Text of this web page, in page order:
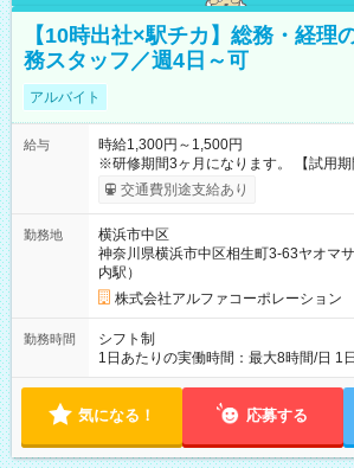
【10時出社×駅チカ】総務・経理
務スタッフ／週4日～可
アルバイト
給与
時給1,300円～1,500円
※研修期間3ヶ月になります。 【試用期間】試用期間あり 試用
期間の長さ：3ヶ月 雇用形態、給与は本
交通費別途支給あり
勤務地
横浜市中区
神奈川県横浜市中区相生町3-63ヤオマ
内駅）
株式会社アルファコーポレーション
勤務時間
シフト制
1日あたりの実働時間：最大8時間/日 1
8時間 シフト例 ・10時00分～19時00
気になる！ 応募する